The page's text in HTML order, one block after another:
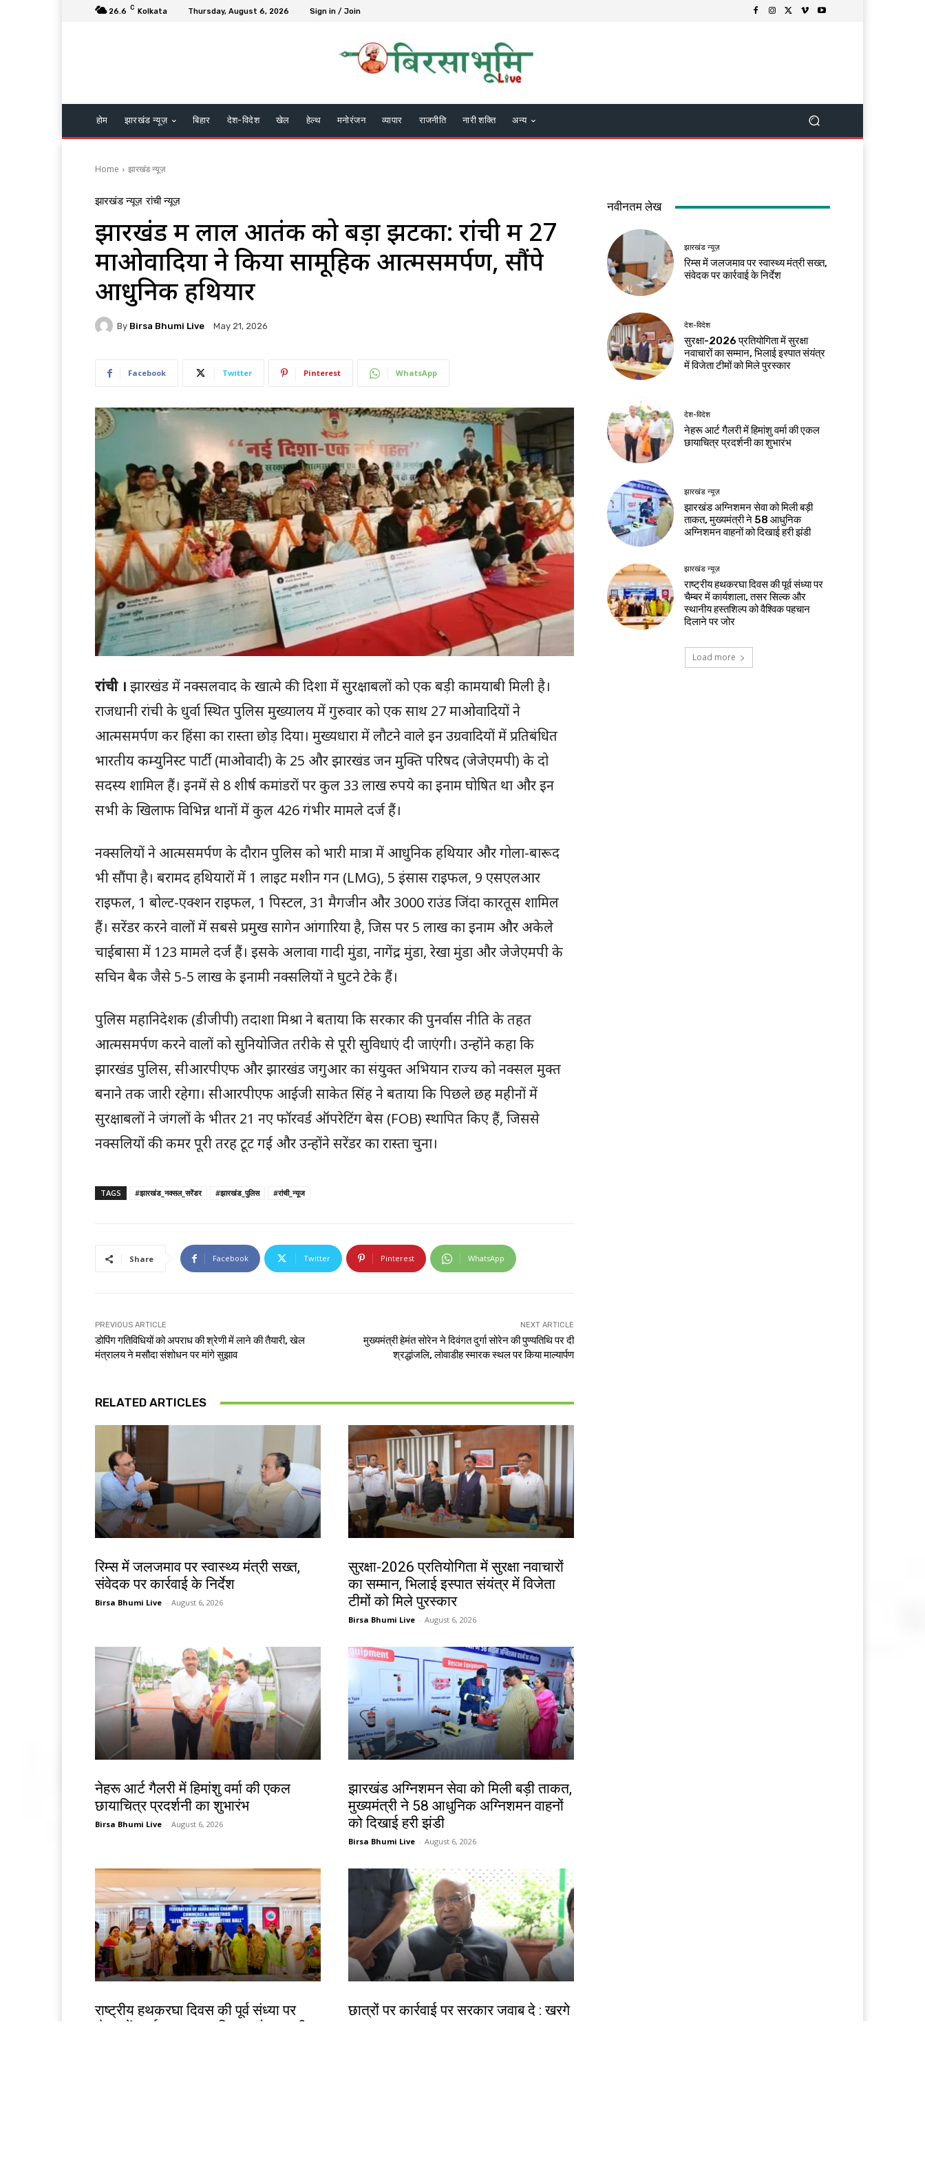
26.6 C Kolkata Thursday, August 6, 2026 Sign in / Join
होम झारखंड न्यूज़ बिहार देश-विदेश खेल हेल्थ मनोरंजन व्यापार राजनीति नारी शक्ति अन्य
Home झारखंड न्यूज़
झारखंड न्यूज़ रांची न्यूज़
झारखंड में लाल आतंक को बड़ा झटका: रांची में 27
माओवादियों ने किया सामूहिक आत्मसमर्पण, सौंपे
आधुनिक हथियार
By Birsa Bhumi Live May 21, 2026
Facebook Twitter Pinterest WhatsApp
रांची । झारखंड में नक्सलवाद के खात्मे की दिशा में सुरक्षाबलों को एक बड़ी कामयाबी मिली है।
राजधानी रांची के धुर्वा स्थित पुलिस मुख्यालय में गुरुवार को एक साथ 27 माओवादियों ने
आत्मसमर्पण कर हिंसा का रास्ता छोड़ दिया। मुख्यधारा में लौटने वाले इन उग्रवादियों में प्रतिबंधित
भारतीय कम्युनिस्ट पार्टी (माओवादी) के 25 और झारखंड जन मुक्ति परिषद (जेजेएमपी) के दो
सदस्य शामिल हैं। इनमें से 8 शीर्ष कमांडरों पर कुल 33 लाख रुपये का इनाम घोषित था और इन
सभी के खिलाफ विभिन्न थानों में कुल 426 गंभीर मामले दर्ज हैं।
नक्सलियों ने आत्मसमर्पण के दौरान पुलिस को भारी मात्रा में आधुनिक हथियार और गोला-बारूद
भी सौंपा है। बरामद हथियारों में 1 लाइट मशीन गन (LMG), 5 इंसास राइफल, 9 एसएलआर
राइफल, 1 बोल्ट-एक्शन राइफल, 1 पिस्टल, 31 मैगजीन और 3000 राउंड जिंदा कारतूस शामिल
हैं। सरेंडर करने वालों में सबसे प्रमुख सागेन आंगारिया है, जिस पर 5 लाख का इनाम और अकेले
चाईबासा में 123 मामले दर्ज हैं। इसके अलावा गादी मुंडा, नागेंद्र मुंडा, रेखा मुंडा और जेजेएमपी के
सचिन बैक जैसे 5-5 लाख के इनामी नक्सलियों ने घुटने टेके हैं।
पुलिस महानिदेशक (डीजीपी) तदाशा मिश्रा ने बताया कि सरकार की पुनर्वास नीति के तहत
आत्मसमर्पण करने वालों को सुनियोजित तरीके से पूरी सुविधाएं दी जाएंगी। उन्होंने कहा कि
झारखंड पुलिस, सीआरपीएफ और झारखंड जगुआर का संयुक्त अभियान राज्य को नक्सल मुक्त
बनाने तक जारी रहेगा। सीआरपीएफ आईजी साकेत सिंह ने बताया कि पिछले छह महीनों में
सुरक्षाबलों ने जंगलों के भीतर 21 नए फॉरवर्ड ऑपरेटिंग बेस (FOB) स्थापित किए हैं, जिससे
नक्सलियों की कमर पूरी तरह टूट गई और उन्होंने सरेंडर का रास्ता चुना।
TAGS #झारखंड_नक्सल_सरेंडर #झारखंड_पुलिस #रांची_न्यूज
Share Facebook Twitter Pinterest WhatsApp
PREVIOUS ARTICLE
डोपिंग गतिविधियों को अपराध की श्रेणी में लाने की तैयारी, खेल
मंत्रालय ने मसौदा संशोधन पर मांगे सुझाव
NEXT ARTICLE
मुख्यमंत्री हेमंत सोरेन ने दिवंगत दुर्गा सोरेन की पुण्यतिथि पर दी
श्रद्धांजलि, लोवाडीह स्मारक स्थल पर किया माल्यार्पण
RELATED ARTICLES
रिम्स में जलजमाव पर स्वास्थ्य मंत्री सख्त,
संवेदक पर कार्रवाई के निर्देश
Birsa Bhumi Live - August 6, 2026
सुरक्षा-2026 प्रतियोगिता में सुरक्षा नवाचारों
का सम्मान, भिलाई इस्पात संयंत्र में विजेता
टीमों को मिले पुरस्कार
Birsa Bhumi Live - August 6, 2026
नेहरू आर्ट गैलरी में हिमांशु वर्मा की एकल
छायाचित्र प्रदर्शनी का शुभारंभ
Birsa Bhumi Live - August 6, 2026
झारखंड अग्निशमन सेवा को मिली बड़ी ताकत,
मुख्यमंत्री ने 58 आधुनिक अग्निशमन वाहनों
को दिखाई हरी झंडी
Birsa Bhumi Live - August 6, 2026
राष्ट्रीय हथकरघा दिवस की पूर्व संध्या पर
छात्रों पर कार्रवाई पर सरकार जवाब दे : खरगे
नवीनतम लेख
झारखंड न्यूज़
रिम्स में जलजमाव पर स्वास्थ्य मंत्री सख्त,
संवेदक पर कार्रवाई के निर्देश
देश-विदेश
सुरक्षा-2026 प्रतियोगिता में सुरक्षा
नवाचारों का सम्मान, भिलाई इस्पात संयंत्र
में विजेता टीमों को मिले पुरस्कार
देश-विदेश
नेहरू आर्ट गैलरी में हिमांशु वर्मा की एकल
छायाचित्र प्रदर्शनी का शुभारंभ
झारखंड न्यूज़
झारखंड अग्निशमन सेवा को मिली बड़ी
ताकत, मुख्यमंत्री ने 58 आधुनिक
अग्निशमन वाहनों को दिखाई हरी झंडी
झारखंड न्यूज़
राष्ट्रीय हथकरघा दिवस की पूर्व संध्या पर
चैम्बर में कार्यशाला, तसर सिल्क और
स्थानीय हस्तशिल्प को वैश्विक पहचान
दिलाने पर जोर
Load more